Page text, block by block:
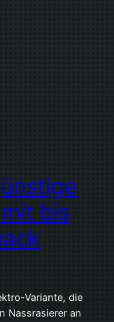
bis
Variante, die
Nassrasierer an